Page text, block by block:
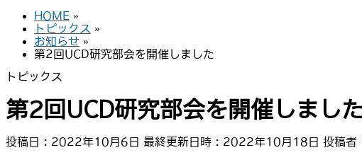
HOME »
トピックス »
お知らせ »
第2回UCD研究部会を開催しました
トピックス
第2回UCD研究部会を開催しました
投稿日 : 2022年10月6日 最終更新日時 : 2022年10月18日 投稿者